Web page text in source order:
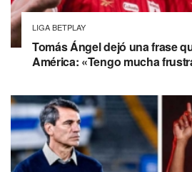
LIGA BETPLAY
Tomás Ángel dejó una frase
América: «Tengo mucha